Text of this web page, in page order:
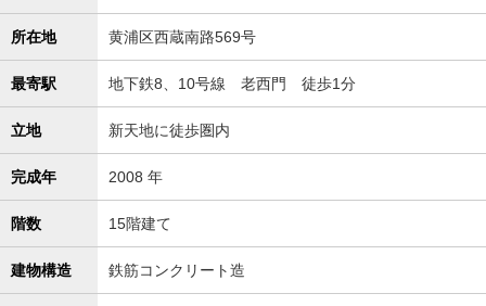
所在地 黄浦区西蔵南路569号
最寄駅 地下鉄8、10号線 老西門 徒歩1分
立地 新天地に徒歩圏内
完成年 2008 年
階数 15階建て
建物構造 鉄筋コンクリート造